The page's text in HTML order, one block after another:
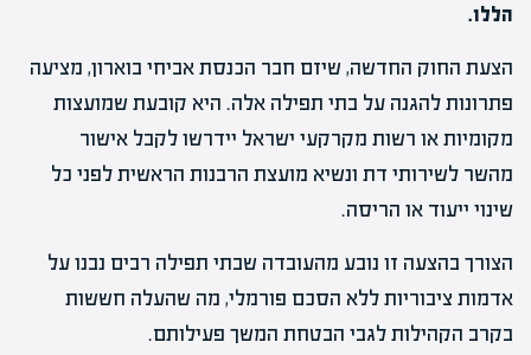
הללו.
הצעת החוק החדשה, שיזם חבר הכנסת אביחי בוארון, מציעה
פתרונות להגנה על בתי תפילה אלה. היא קובעת שמועצות
מקומיות או רשות מקרקעי ישראל יידרשו לקבל אישור
מהשר לשירותי דת ונשיא מועצת הרבנות הראשית לפני כל
שינוי ייעוד או הריסה.
הצורך בהצעה זו נובע מהעובדה שבתי תפילה רבים נבנו על
אדמות ציבוריות ללא הסכם פורמלי, מה שהעלה חששות
בקרב הקהילות לגבי הבטחת המשך פעילותם.